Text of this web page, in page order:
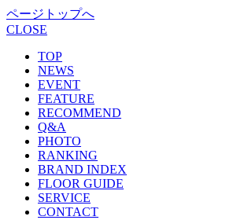
ページトップへ
CLOSE
TOP
NEWS
EVENT
FEATURE
RECOMMEND
Q&A
PHOTO
RANKING
BRAND INDEX
FLOOR GUIDE
SERVICE
CONTACT